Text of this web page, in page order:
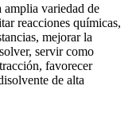
variedad de
reacciones químicas,
mejorar la
servir como
favorecer
de alta